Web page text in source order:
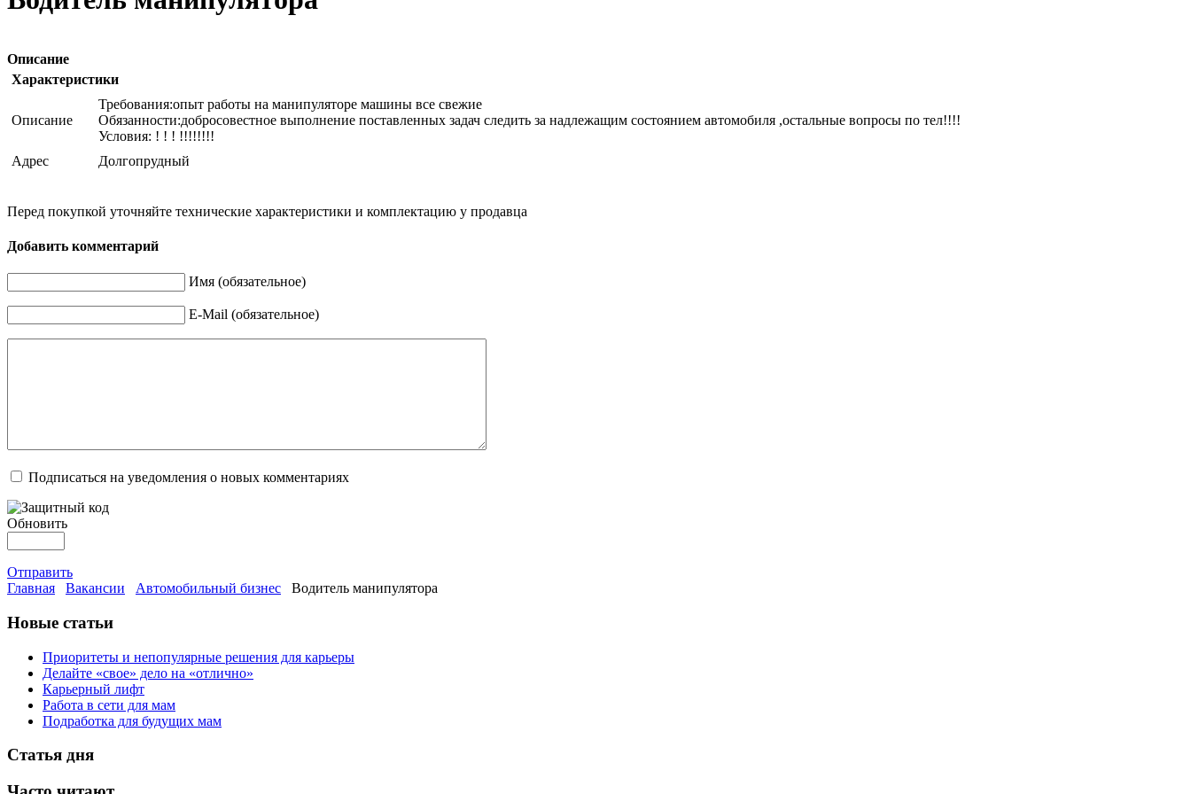
Описание
Характеристики
Описание
Требования:опыт работы на манипуляторе машины все свежие
Обязанности:добросовестное выполнение поставленных задач следить за надлежащим состоянием автомобиля ,остальные вопросы по тел!!!!
Условия: ! ! ! !!!!!!!!
Адрес
Долгопрудный
Перед покупкой уточняйте технические характеристики и комплектацию у продавца
Добавить комментарий
Имя (обязательное)
E-Mail (обязательное)
Подписаться на уведомления о новых комментариях
Обновить
Отправить
Главная
Вакансии Автомобильный бизнес Водитель манипулятора
Новые статьи
Приоритеты и непопулярные решения для карьеры
Делайте «свое» дело на «отлично»
Карьерный лифт
Работа в сети для мам
Подработка для будущих мам
Статья дня